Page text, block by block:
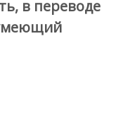
в переводе